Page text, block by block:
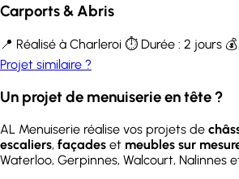
Carports & Abris
📍 Réalisé à Charleroi ⏱️ Durée : 2 jours
Projet similaire ?
Un projet de menuiserie en tête ?
AL Menuiserie réalise vos projets de
escaliers, façades et meubles sur
Waterloo, Gerpinnes, Walcourt, Nalinnes